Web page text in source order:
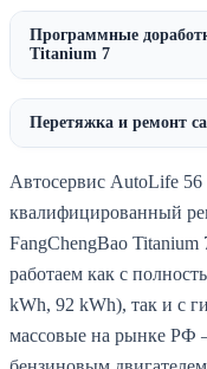
Программные
Titanium 7
Перетяжка и ремонт
Автосервис AutoLife
квалифицированный
FangChengBao
работаем как с
kWh, 92 kWh), так и с
массовые на рынке